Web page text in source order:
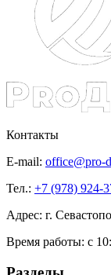
Контакты
E-mail: office@pro-
Тел.: +7 (978) 924-
Адрес: г.
Время работы: с